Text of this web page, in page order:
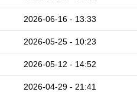
2026-06-16 - 13:33
2026-05-25 - 10:23
2026-05-12 - 14:52
2026-04-29 - 21:41